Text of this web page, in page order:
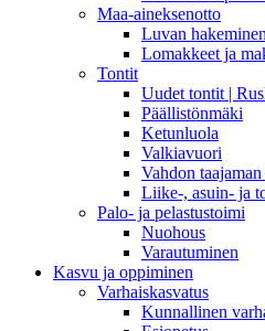
Maa-aineksenotto
Luvan hakeminen
Lomakkeet ja
Tontit
Uudet tontit |
Päällistönmäki
Ketunluola
Valkiavuori
Vahdon
Liike-, asuin- ja
Palo- ja pelastustoimi
Nuohous
Varautuminen
Kasvu ja oppiminen
Varhaiskasvatus
Kunnallinen